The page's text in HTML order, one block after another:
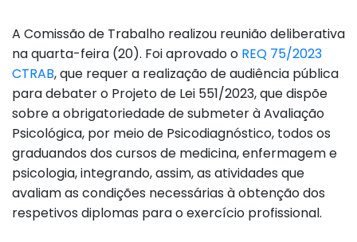
A Comissão de Trabalho realizou reunião deliberativa
na quarta-feira (20). Foi aprovado o REQ 75/2023
CTRAB, que requer a realização de audiência pública
para debater o Projeto de Lei 551/2023, que dispõe
sobre a obrigatoriedade de submeter à Avaliação
Psicológica, por meio de Psicodiagnóstico, todos os
graduandos dos cursos de medicina, enfermagem e
psicologia, integrando, assim, as atividades que
avaliam as condições necessárias à obtenção dos
respetivos diplomas para o exercício profissional.